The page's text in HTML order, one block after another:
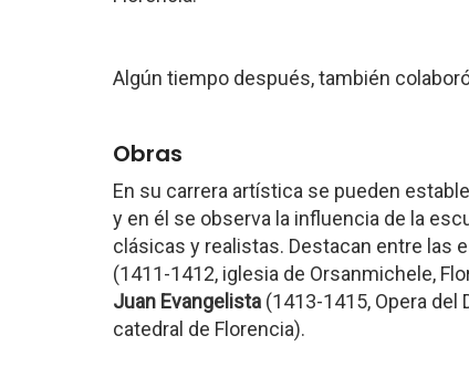
Algún tiempo después, también
Obras
En su carrera artística se pueden
y en él se observa la influencia de la
clásicas y realistas. Destacan entre las
(1411-1412, iglesia de Orsanmichele,
Juan Evangelista (1413-1415, Opera del
catedral de Florencia).